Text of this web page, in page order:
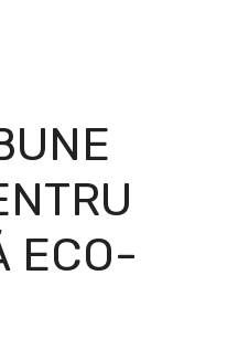
ECO-